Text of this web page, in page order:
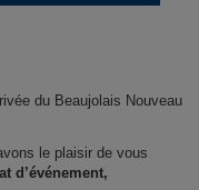
du Beaujolais Nouveau
le plaisir de vous
d’événement,